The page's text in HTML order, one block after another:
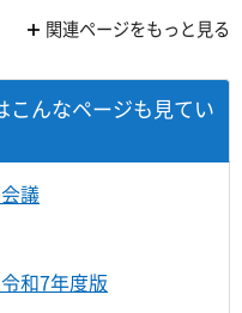
関連ページをもっと見る
こんなページも見てい
議
和7年度版